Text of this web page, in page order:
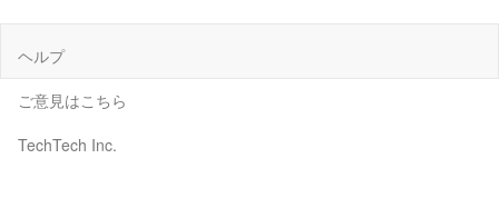
ヘルプ
ご意見はこちら
TechTech Inc.